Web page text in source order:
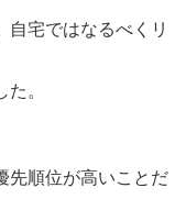
自宅ではなるべくリ
。
先順位が高いことだ